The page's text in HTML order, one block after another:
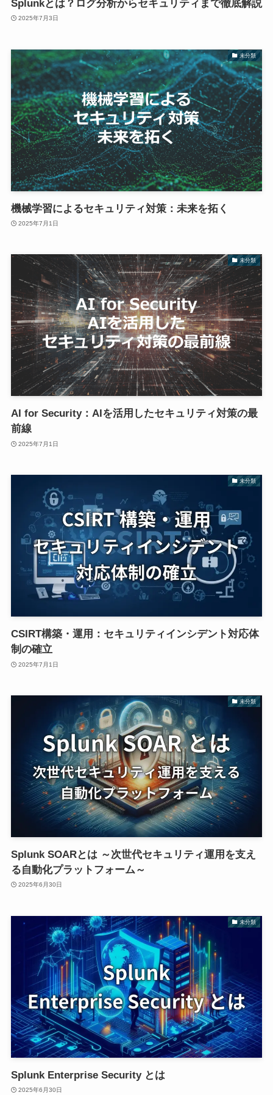
Splunkとは？ログ分析からセキュリティまで徹底解説
2025年7月3日
未分類
機械学習によるセキュリティ対策：未来を拓く
2025年7月1日
未分類
AI for Security：AIを活用したセキュリティ対策の最
前線
2025年7月1日
未分類
CSIRT構築・運用：セキュリティインシデント対応体
制の確立
2025年7月1日
未分類
Splunk SOARとは ～次世代セキュリティ運用を支え
る自動化プラットフォーム～
2025年6月30日
未分類
Splunk Enterprise Security とは
2025年6月30日